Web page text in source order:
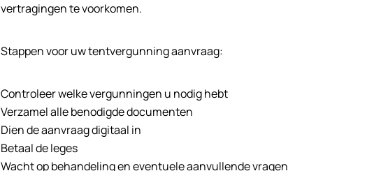
vertragingen te voorkomen.
Stappen voor uw tentvergunning aanvraag:
Controleer welke vergunningen u nodig hebt
Verzamel alle benodigde documenten
Dien de aanvraag digitaal in
Betaal de leges
Wacht op behandeling en eventuele aanvullende vragen